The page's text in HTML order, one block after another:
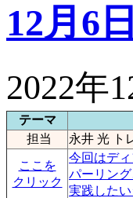
12月6
2022年
テーマ
担当
永井 光 ト
ここを
クリック
今回はデ
パーリン
実践した